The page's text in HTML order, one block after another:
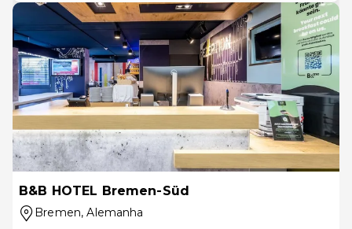
B&B HOTEL Bremen-Süd
Bremen, Alemanha